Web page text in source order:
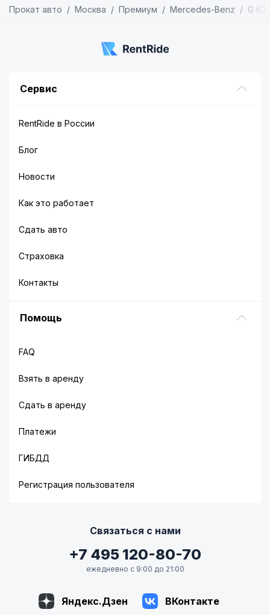
Прокат авто Москва Премиум Mercedes-Benz G 63
Сервис
RentRide в России
Блог
Новости
Как это работает
Сдать авто
Страховка
Контакты
Помощь
FAQ
Взять в аренду
Сдать в аренду
Платежи
ГИБДД
Регистрация пользователя
Связаться с нами
+7 495 120-80-70
ежедневно с 9:00 до 21:00
Яндекс.Дзен ВКонтакте